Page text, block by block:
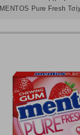
MENTOS Pure Fresh